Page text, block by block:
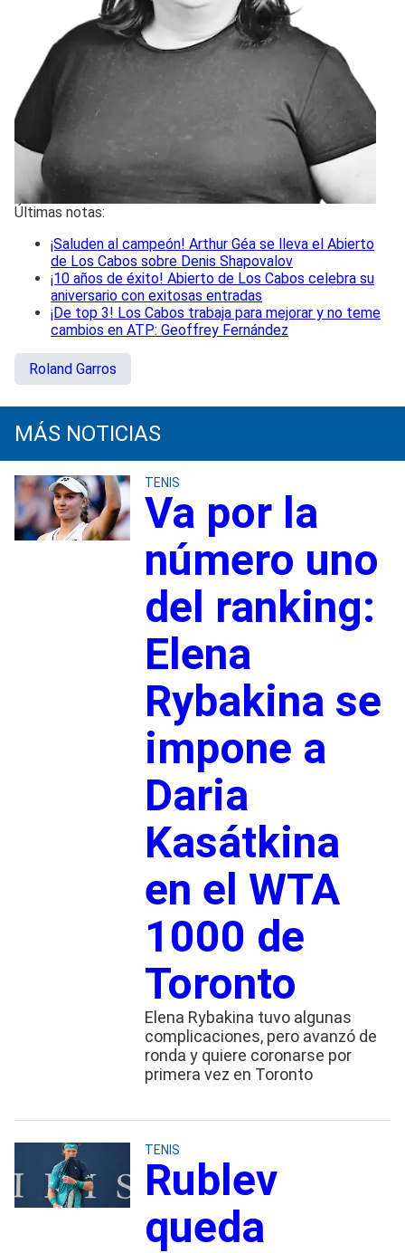
Últimas notas:
¡Saluden al campeón! Arthur Géa se lleva el Abierto
de Los Cabos sobre Denis Shapovalov
¡10 años de éxito! Abierto de Los Cabos celebra su
aniversario con exitosas entradas
¡De top 3! Los Cabos trabaja para mejorar y no teme
cambios en ATP: Geoffrey Fernández
Roland Garros
MÁS NOTICIAS
TENIS
Va por la
número uno
del ranking:
Elena
Rybakina se
impone a
Daria
Kasátkina
en el WTA
1000 de
Toronto
Elena Rybakina tuvo algunas
complicaciones, pero avanzó de
ronda y quiere coronarse por
primera vez en Toronto
TENIS
Rublev
queda